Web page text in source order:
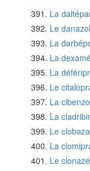
La
Le
La
La
La
Le
La
La
Le
La
Le